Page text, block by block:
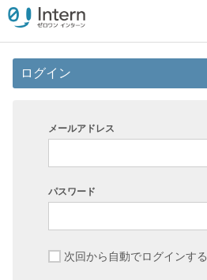
ログイン
メールアドレス
パスワード
次回から自動でログインする